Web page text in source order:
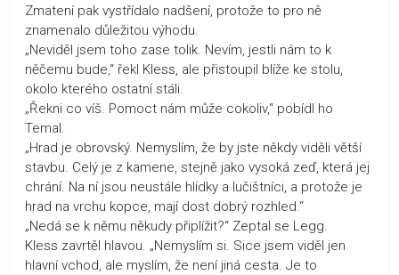
Zmatení pak vystřídalo nadšení, protože to pro ně
znamenalo důležitou výhodu.
„Neviděl jsem toho zase tolik. Nevím, jestli nám to k
něčemu bude,“ řekl Kless, ale přistoupil blíže ke stolu,
okolo kterého ostatní stáli.
„Řekni co víš. Pomoct nám může cokoliv,“ pobídl ho
Temal.
„Hrad je obrovský. Nemyslím, že by jste někdy viděli větší
stavbu. Celý je z kamene, stejně jako vysoká zeď, která jej
chrání. Na ní jsou neustále hlídky a lučištníci, a protože je
hrad na vrchu kopce, mají dost dobrý rozhled.“
„Nedá se k němu někudy připlížit?“ Zeptal se Legg.
Kless zavrtěl hlavou. „Nemyslím si. Sice jsem viděl jen
hlavní vchod, ale myslím, že není jiná cesta. Je to